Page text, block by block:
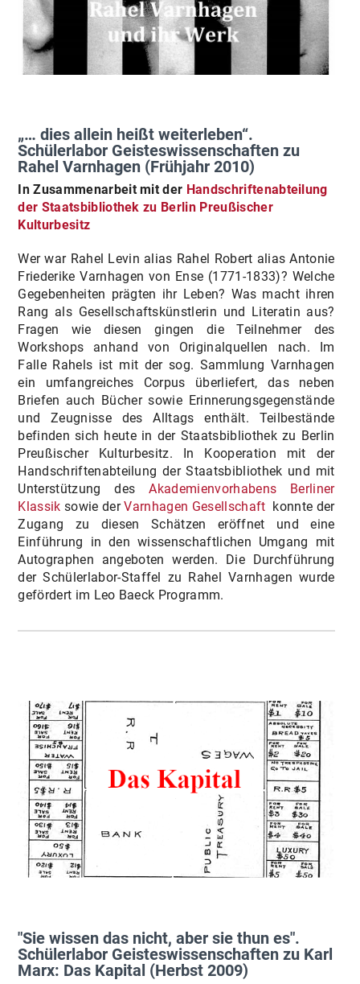
„… dies allein heißt weiterleben“.
Schülerlabor Geisteswissenschaften zu
Rahel Varnhagen (Frühjahr 2010)
In Zusammenarbeit mit der Handschriftenabteilung
der Staatsbibliothek zu Berlin Preußischer
Kulturbesitz
Wer war Rahel Levin alias Rahel Robert alias Antonie
Friederike Varnhagen von Ense (1771-1833)? Welche
Gegebenheiten prägten ihr Leben? Was macht ihren
Rang als Gesellschaftskünstlerin und Literatin aus?
Fragen wie diesen gingen die Teilnehmer des
Workshops anhand von Originalquellen nach. Im
Falle Rahels ist mit der sog. Sammlung Varnhagen
ein umfangreiches Corpus überliefert, das neben
Briefen auch Bücher sowie Erinnerungsgegenstände
und Zeugnisse des Alltags enthält. Teilbestände
befinden sich heute in der Staatsbibliothek zu Berlin
Preußischer Kulturbesitz. In Kooperation mit der
Handschriftenabteilung der Staatsbibliothek und mit
Unterstützung desAkademienvorhabens Berliner
Klassik sowie derVarnhagen Gesellschaft konnte der
Zugang zu diesen Schätzen eröffnet und eine
Einführung in den wissenschaftlichen Umgang mit
Autographen angeboten werden. Die Durchführung
der Schülerlabor-Staffel zu Rahel Varnhagen wurde
gefördert im Leo Baeck Programm.
"Sie wissen das nicht, aber sie thun es".
Schülerlabor Geisteswissenschaften zu Karl
Marx: Das Kapital (Herbst 2009)